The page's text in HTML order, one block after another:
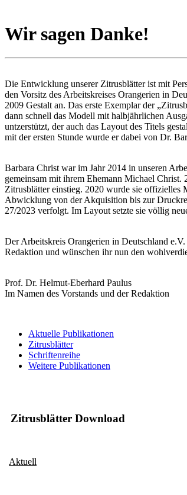
Wir sagen Danke!
Die Entwicklung unserer Zitrusblätter ist mit
den Vorsitz des Arbeitskreises Orangerien in
2009 Gestalt an. Das erste Exemplar der
dann schnell das Modell mit halbjährlichen
untzerstützt, der auch das Layout des Titels
mit der ersten Stunde wurde er dabei von Dr.
Barbara Christ war im Jahr 2014 in unseren
gemeinsam mit ihrem Ehemann Michael
Zitrusblätter einstieg. 2020 wurde sie offizielles
Abwicklung von der Akquisition bis zur
27/2023 verfolgt. Im Layout setzte sie völlig
Der Arbeitskreis Orangerien in Deutschland
Redaktion und wünschen ihr nun den
Prof. Dr. Helmut-Eberhard Paulus
Im Namen des Vorstands und der Redaktion
Aktuelle Publikationen
Zitrusblätter
Schriftenreihe
Weitere Publikationen
Zitrusblätter Download
Aktuell